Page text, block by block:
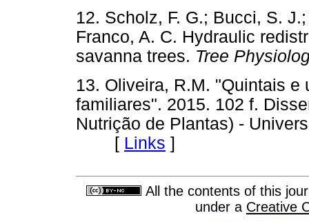
12. Scholz, F. G.; Bucci, S.
Franco, A. C. Hydraulic
savanna trees. Tree
13. Oliveira, R.M. "Quintais
familiares". 2015. 102 f.
Nutrição de Plantas) -
[ Links ]
All the contents of this
under a Creative